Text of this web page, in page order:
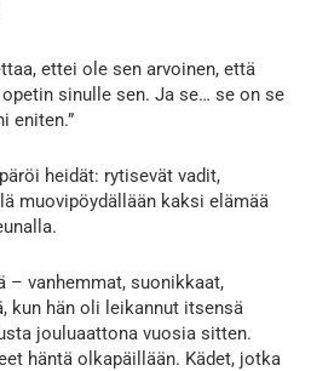
ettei ole sen arvoinen, että
sinulle sen. Ja se… se on se
eniten.”
heidät: rytisevät vadit,
muovipöydällään kaksi elämää
– vanhemmat, suonikkaat,
kun hän oli leikannut itsensä
jouluaattona vuosia sitten.
häntä olkapäillään. Kädet, jotka